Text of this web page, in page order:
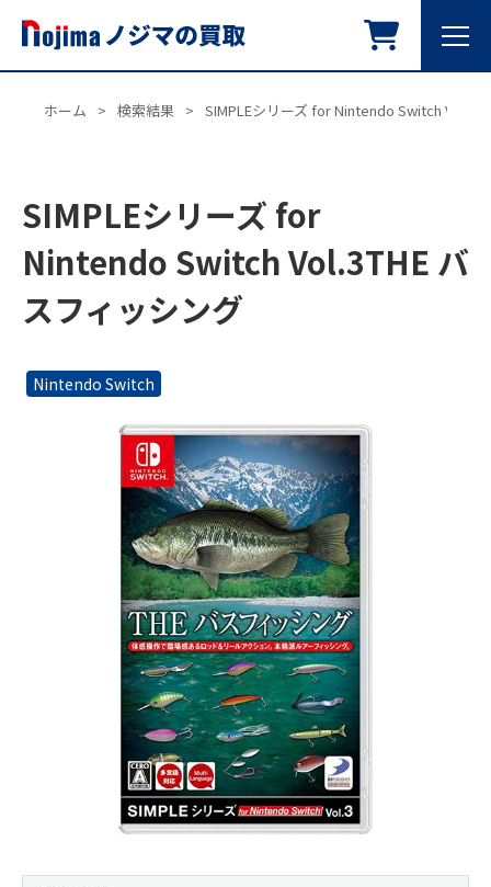
ホーム > 検索結果 > SIMPLEシリーズ for Nintendo Switch
SIMPLEシリーズ for
Nintendo Switch Vol.3THE バ
スフィッシング
Nintendo Switch